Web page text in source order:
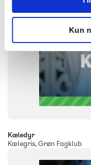
Kun
+
Kæledyr
Kælegris, Grøn Fagklub